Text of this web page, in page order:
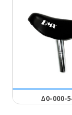
Δ0-000-